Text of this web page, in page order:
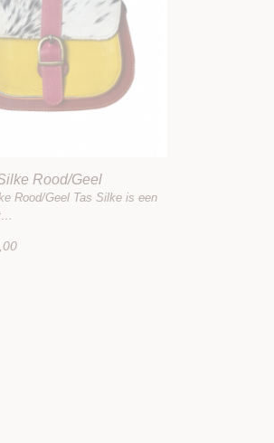
Rood/Geel
Rood/Geel Tas Silke is een